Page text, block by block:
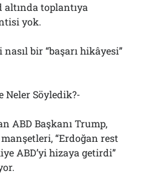
toplantıya
yok.
bir “başarı hikâyesi”
Neler Söyledik?-
ABD Başkanı Trump,
manşetleri, “Erdoğan rest
ABD’yi hizaya getirdi”